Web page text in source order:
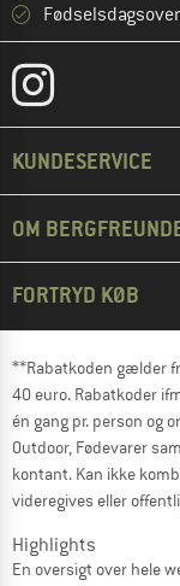
KUNDESERVICE
OM
FORTRYD KØB
**Rabatkoden gælder
40 euro. Rabatkoder
én gang pr. person og
Outdoor, Fødevarer
kontant. Kan ikke
videregives eller
Highlights
En oversigt over hele